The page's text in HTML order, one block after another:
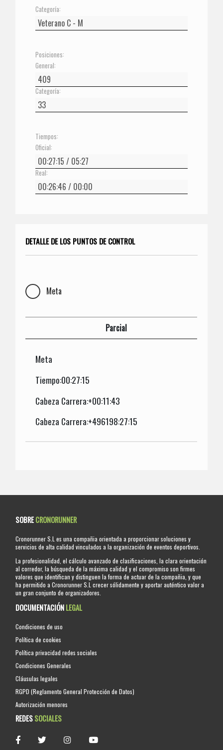
Categoría:
Posiciones:
General:
Categoría:
Tiempos:
Oficial:
Real:
DETALLE DE LOS PUNTOS DE CONTROL
Meta
Parcial
Meta
Tiempo:00:27:15
Cabeza Carrera:+00:11:43
Cabeza Carrera:+496198:27:15
SOBRECRONORUNNER
Cronorunner S.L es una compañia orientada a proporcionar soluciones y
servicios de alta calidad vinculados a la organización de eventos deportivos.
La profesionalidad, el cálculo avanzado de clasificaciones, la clara orientación
al corredor, la búsqueda de la máxima calidad y el compromiso son firmes
valores que identifican y distinguen la forma de actuar de la compañia, y que
ha permitido a Cronorunner S.L crecer sólidamente y aportar auténtico valor a
un gran conjunto de organizadores.
DOCUMENTACIÓNLEGAL
Condiciones de uso
Política de cookies
Política privacidad redes sociales
Condiciones Generales
Cláusulas legales
RGPD (Reglamento General Protección de Datos)
Autorización menores
REDESSOCIALES